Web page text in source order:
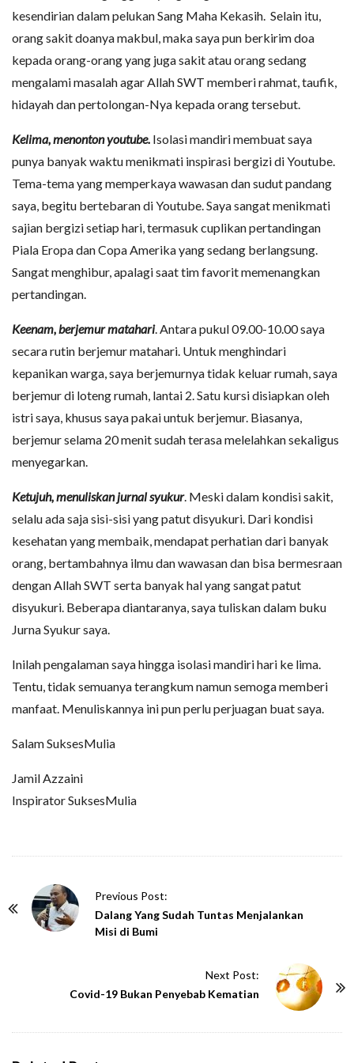
kesendirian dalam pelukan Sang Maha Kekasih. Selain itu,
orang sakit doanya makbul, maka saya pun berkirim doa
kepada orang-orang yang juga sakit atau orang sedang
mengalami masalah agar Allah SWT memberi rahmat, taufik,
hidayah dan pertolongan-Nya kepada orang tersebut.
Kelima, menonton youtube. Isolasi mandiri membuat saya
punya banyak waktu menikmati inspirasi bergizi di Youtube.
Tema-tema yang memperkaya wawasan dan sudut pandang
saya, begitu bertebaran di Youtube. Saya sangat menikmati
sajian bergizi setiap hari, termasuk cuplikan pertandingan
Piala Eropa dan Copa Amerika yang sedang berlangsung.
Sangat menghibur, apalagi saat tim favorit memenangkan
pertandingan.
Keenam, berjemur matahari. Antara pukul 09.00-10.00 saya
secara rutin berjemur matahari. Untuk menghindari
kepanikan warga, saya berjemurnya tidak keluar rumah, saya
berjemur di loteng rumah, lantai 2. Satu kursi disiapkan oleh
istri saya, khusus saya pakai untuk berjemur. Biasanya,
berjemur selama 20 menit sudah terasa melelahkan sekaligus
menyegarkan.
Ketujuh, menuliskan jurnal syukur. Meski dalam kondisi sakit,
selalu ada saja sisi-sisi yang patut disyukuri. Dari kondisi
kesehatan yang membaik, mendapat perhatian dari banyak
orang, bertambahnya ilmu dan wawasan dan bisa bermesraan
dengan Allah SWT serta banyak hal yang sangat patut
disyukuri. Beberapa diantaranya, saya tuliskan dalam buku
Jurna Syukur saya.
Inilah pengalaman saya hingga isolasi mandiri hari ke lima.
Tentu, tidak semuanya terangkum namun semoga memberi
manfaat. Menuliskannya ini pun perlu perjuagan buat saya.
Salam SuksesMulia
Jamil Azzaini
Inspirator SuksesMulia
Previous Post:
Dalang Yang Sudah Tuntas Menjalankan
Misi di Bumi
Next Post:
Covid-19 Bukan Penyebab Kematian